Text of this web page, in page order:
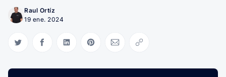
Raul Ortíz
19 ene. 2024
Compartir en Twitter
Compartir en Facebook
Compartir en LinkedIn
Compartir en Pinterest
Compartir via Email
Copiar link